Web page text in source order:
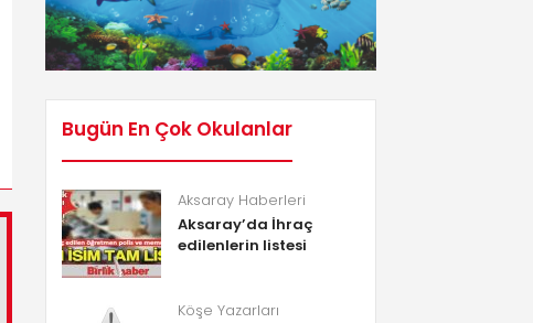
Bugün En Çok Okulanlar
Aksaray Haberleri
Aksaray’da İhraç
edilenlerin listesi
Köşe Yazarları